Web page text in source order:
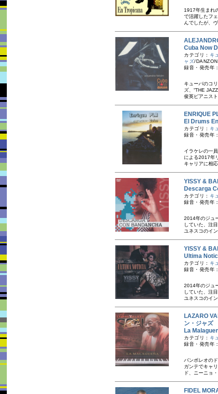
1917年生まれ
で活躍したフ
んでしたが、
Cuba Now
カテゴリ： キ
ャズ/DANZON
録音・発売年
キューバのコ
ズ、“THE
俊英ピアニス
ENRIQUE
El Drums
カテゴリ： キ
録音・発売年
イラケレの一
による2017年
キャリアに相
YISSY &
Descarga
カテゴリ： キ
録音・発売年
2014年のジュ
していた、注
ユネスコのイ
YISSY &
Ultima
カテゴリ： キ
録音・発売年
2014年のジュ
していた、注
ユネスコのイ
LAZARO
ン・ジャズ
La
カテゴリ： キ
録音・発売年
バンボレオの
ガンテでキャ
ド、ニーニョ
FIDEL